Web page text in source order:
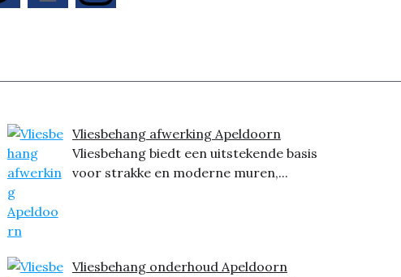
Vliesbehang afwerking Apeldoorn
Vliesbehang biedt een uitstekende basis
voor strakke en moderne muren,...
Vliesbehang onderhoud Apeldoorn